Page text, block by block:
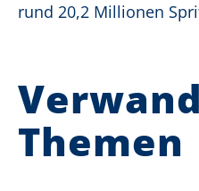
rund 20,2 Millionen
Themen